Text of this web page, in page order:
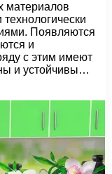
материалов
Появляются
и
с этим имеют
и устойчивы…